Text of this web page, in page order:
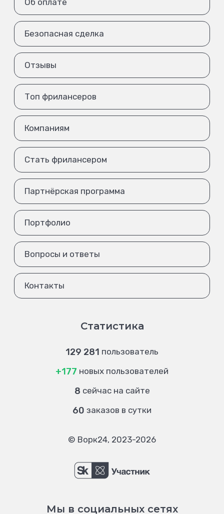
Об оплате
Безопасная сделка
Отзывы
Топ фрилансеров
Компаниям
Стать фрилансером
Партнёрская программа
Портфолио
Вопросы и ответы
Контакты
Статистика
129 281 пользователь
+177 новых пользователей
8 сейчас на сайте
60 заказов в сутки
© Ворк24, 2023-2026
Мы в социальных сетях